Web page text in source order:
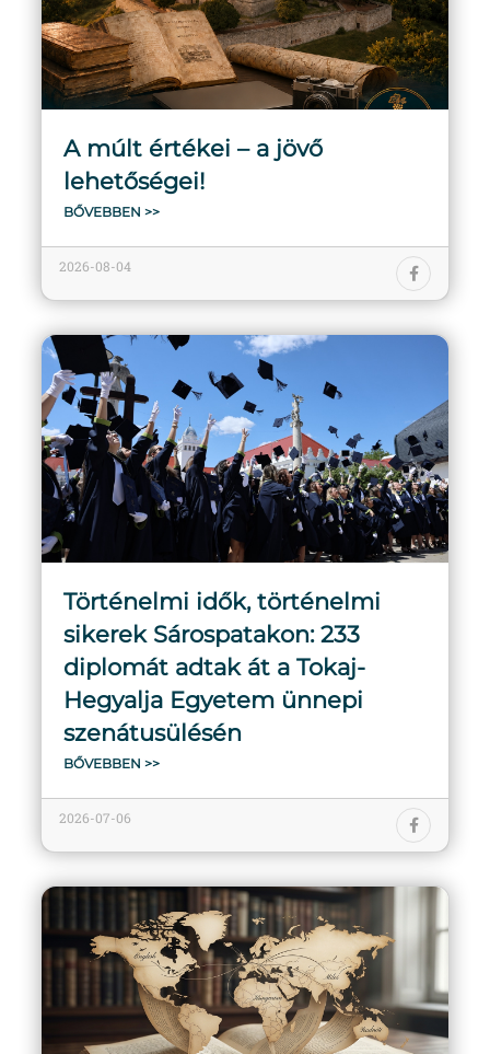
A múlt értékei – a jövő
lehetőségei!
BŐVEBBEN >>
2026-08-04
Történelmi idők, történelmi
sikerek Sárospatakon: 233
diplomát adtak át a Tokaj-
Hegyalja Egyetem ünnepi
szenátusülésén
BŐVEBBEN >>
2026-07-06